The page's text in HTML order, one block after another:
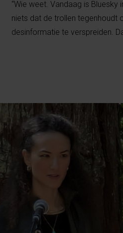
“Wie weet. Vandaag is
niets dat de trollen tegenhoudt
desinformatie te verspreiden.